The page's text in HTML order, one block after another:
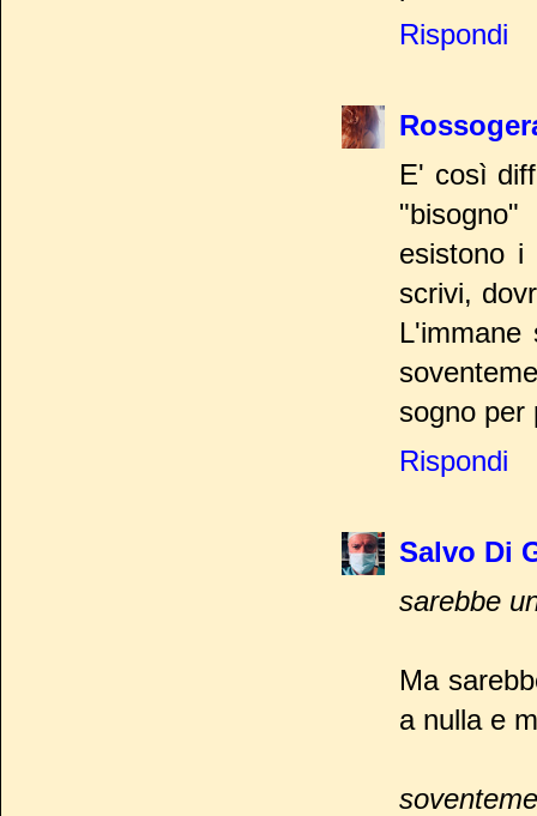
Rispondi
E' così
esistono i
scrivi,
L'immane
sogno per
Rispondi
Salvo Di
sarebbe
Ma
a nulla e